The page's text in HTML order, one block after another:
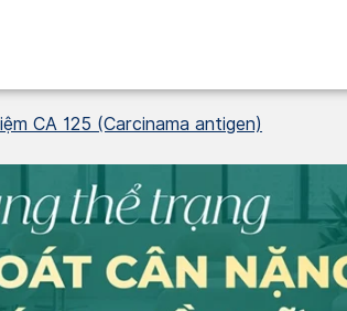
CA 125 (Carcinama antigen)